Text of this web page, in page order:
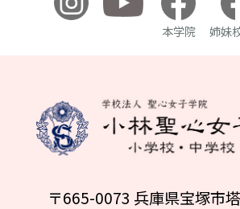
本学院 姉妹
〒665-0073 兵庫県宝塚市